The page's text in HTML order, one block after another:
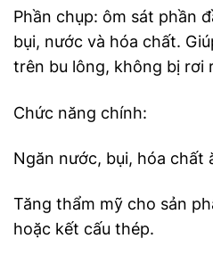
Phần chụp: ôm sát phần
bụi, nước và hóa chất. G
trên bu lông, không bị rơi
Chức năng chính:
Ngăn nước, bụi, hóa chất
Tăng thẩm mỹ cho sản
hoặc kết cấu thép.